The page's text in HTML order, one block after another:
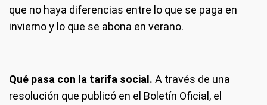
que no haya diferencias entre lo que se paga en
invierno y lo que se abona en verano.
Qué pasa con la tarifa social. A través de una
resolución que publicó en el Boletín Oficial, el